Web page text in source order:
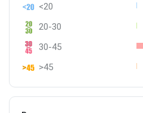
<20
20-30
30-45
>45